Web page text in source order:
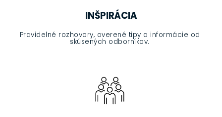
INŠPIRÁCIA
Pravidelné rozhovory, overené tipy a informácie od
skúsených odborníkov.